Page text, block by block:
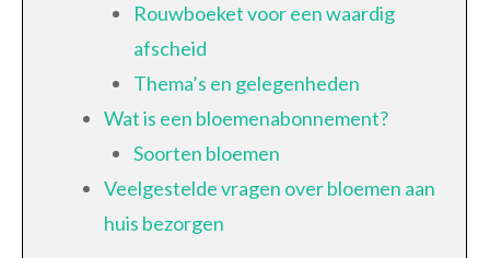
Rouwboeket voor een waardig
afscheid
Thema’s en gelegenheden
Wat is een bloemenabonnement?
Soorten bloemen
Veelgestelde vragen over bloemen aan
huis bezorgen